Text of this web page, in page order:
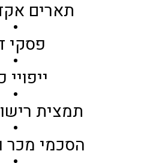
תארים
•
פסקי
•
ייפויי
•
תמצית
•
הסכמי מכר